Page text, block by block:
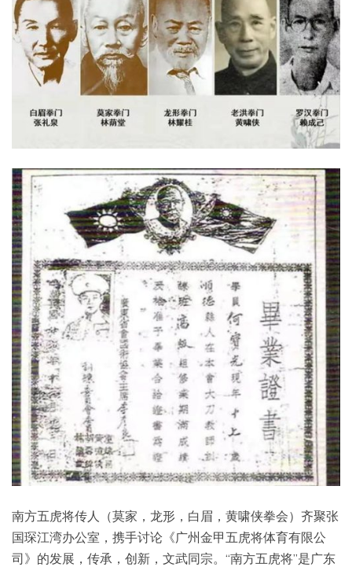
南方五虎将传人（莫家，龙形，白眉，黄啸侠拳会）齐聚张
国琛江湾办公室，携手讨论《广州金甲五虎将体育有限公
司》的发展，传承，创新，文武同宗。“南方五虎将”是广东